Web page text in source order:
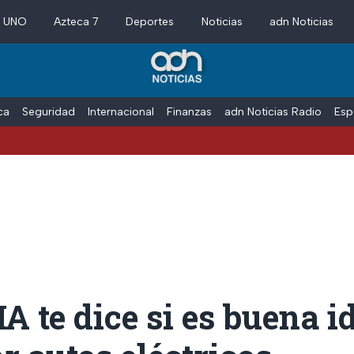
Azteca 7 Deportes Noticias adn Noticias
Seguridad Internacional Finanzas adn Noticias Radio
te dice si es buena